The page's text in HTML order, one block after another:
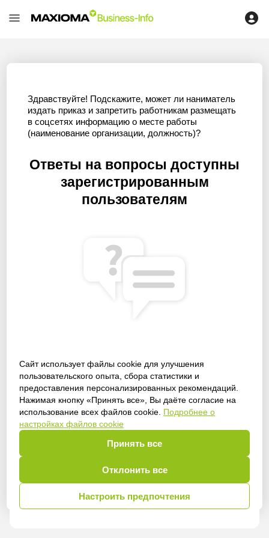
Сайт использует файлы cookie для улучшения
пользовательского опыта, сбора статистики и
предоставления персонализированных рекомендаций.
Нажимая кнопку «Принять все», Вы даёте согласие на
использование всех файлов cookie. Подробнее о
настройках файлов cookie
Принять все
Отклонить все
Настроить предпочтения
Здравствуйте! Подскажите, может ли наниматель
издать приказ и запретить работникам размещать
в соцсетях информацию о месте работы
(наименование организации, должность)?
Ответы на вопросы доступны
зарегистрированным
пользователям
Получить доступ
Войти